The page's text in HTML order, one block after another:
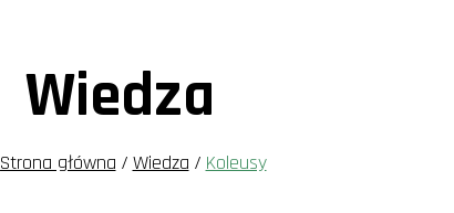
Wiedza
Strona główna / Wiedza / Koleusy